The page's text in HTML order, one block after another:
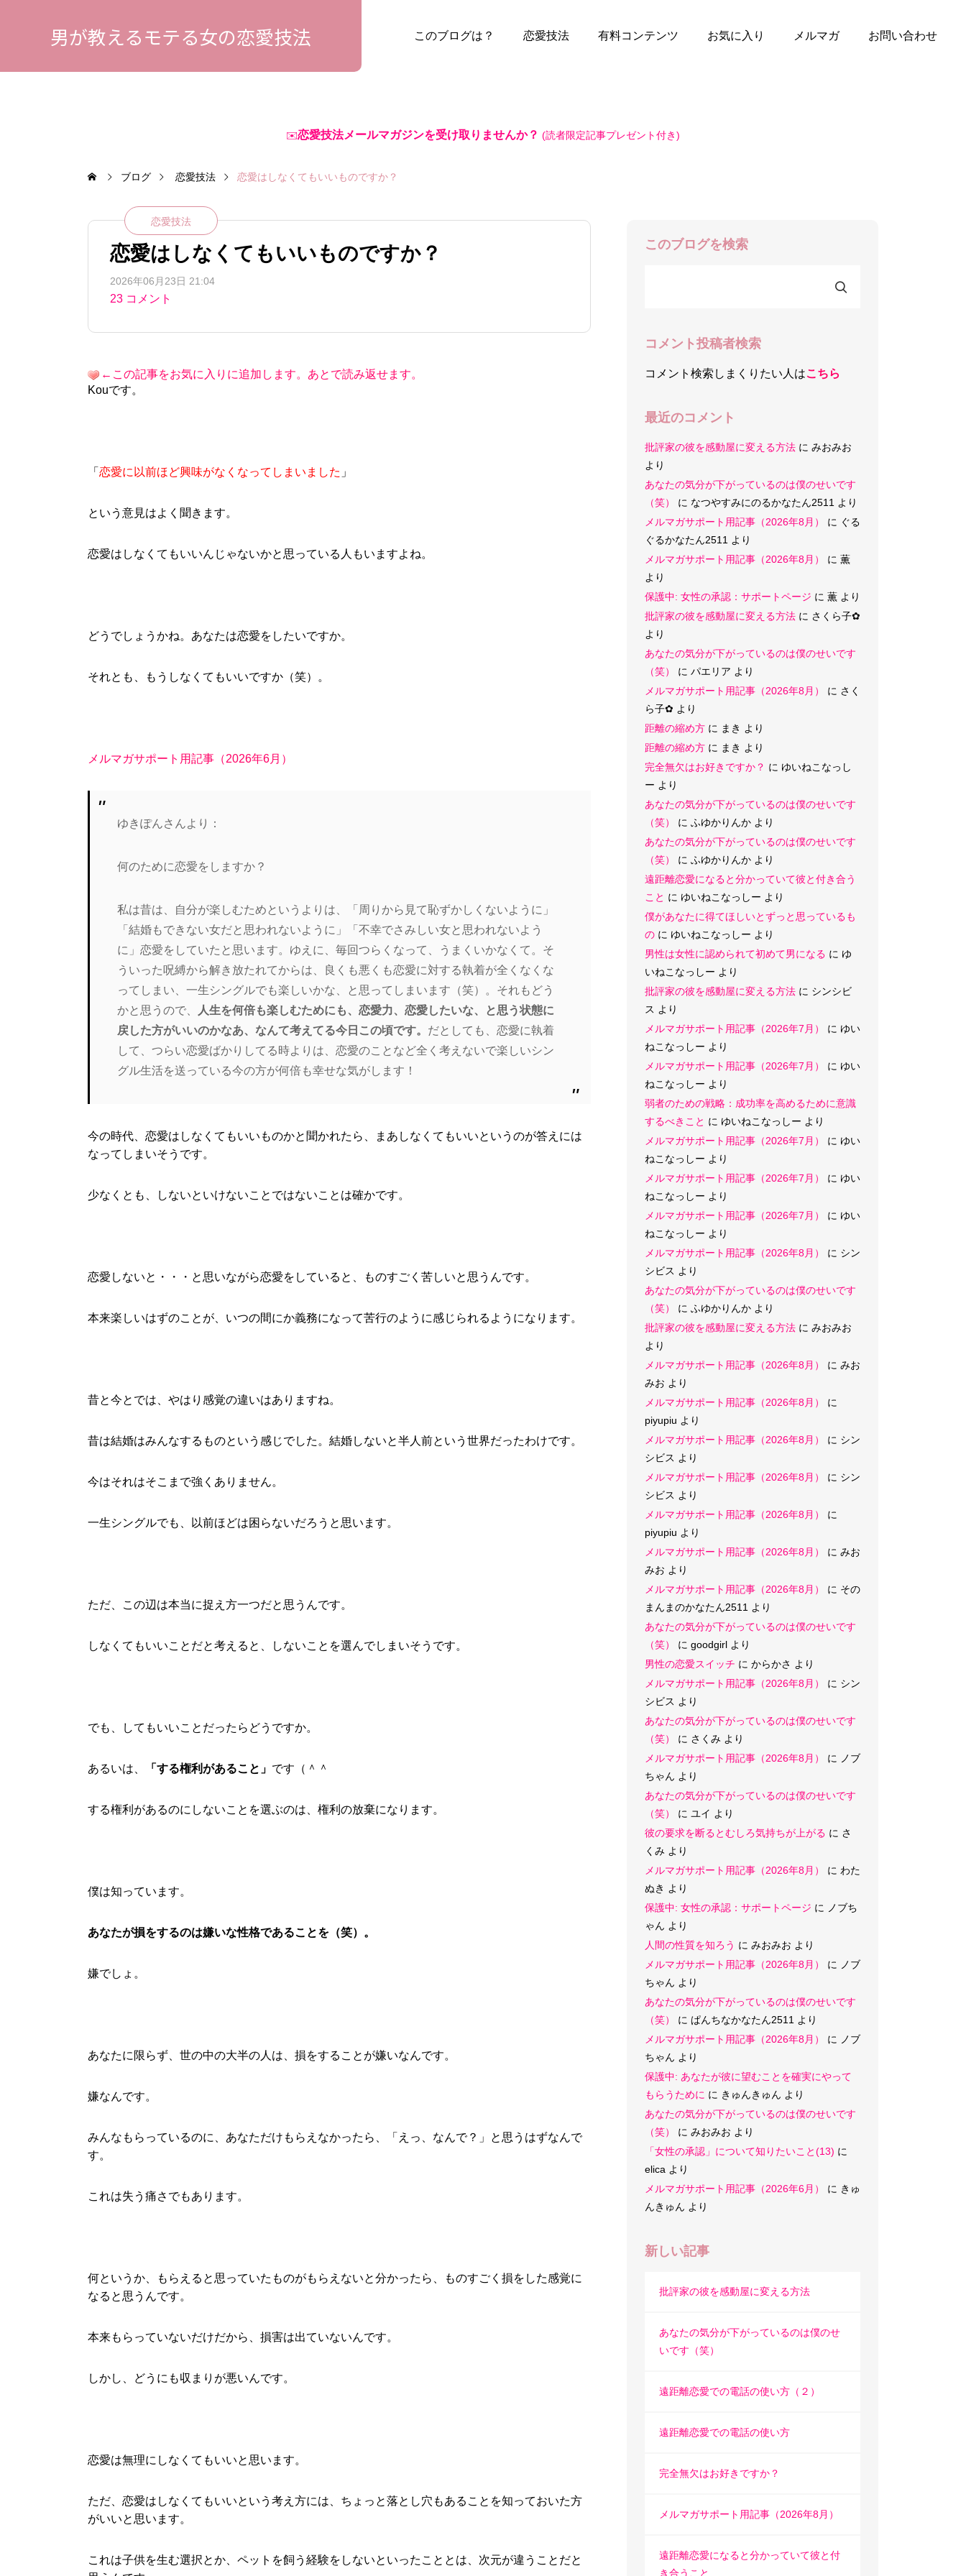
男が教えるモテる女の恋愛技法 このブログは？ 恋愛技法 有料コンテンツ お気に入り メルマガ お問い合わせ
✉️恋愛技法メールマガジンを受け取りませんか？ (読者限定記事プレゼント付き)
ブログ 恋愛技法 恋愛はしなくてもいいものですか？
恋愛技法
恋愛はしなくてもいいものですか？
2026年06月23日 21:04
23 コメント
←この記事をお気に入りに追加します。あとで読み返せます。
Kouです。
「 恋愛に以前ほど興味がなくなってしまいました 」
という意見はよく聞きます。
恋愛はしなくてもいいんじゃないかと思っている人もいますよね。
どうでしょうかね。あなたは恋愛をしたいですか。
それとも、もうしなくてもいいですか（笑）。
メルマガサポート用記事（2026年6月）
ゆきぽんさんより：
何のために恋愛をしますか？
私は昔は、自分が楽しむためというよりは、「周りから見て恥ずかしくないように」
「結婚もできない女だと思われないように」「不幸でさみしい女と思われないよう
に」恋愛をしていたと思います。ゆえに、毎回つらくなって、うまくいかなくて。そ
ういった呪縛から解き放たれてからは、良くも悪くも恋愛に対する執着が全くなくな
ってしまい、一生シングルでも楽しいかな、と思ってしまいます（笑）。それもどう
かと思うので、
人生を何倍も楽しむためにも、恋愛力、恋愛したいな、と思う状態に
戻した方がいいのかなあ、なんて考えてる今日この頃です。 だとしても、恋愛に執着
して、つらい恋愛ばかりしてる時よりは、恋愛のことなど全く考えないで楽しいシン
グル生活を送っている今の方が何倍も幸せな気がします！
今の時代、恋愛はしなくてもいいものかと聞かれたら、まあしなくてもいいというのが答えには
なってしまいそうです。
少なくとも、しないといけないことではないことは確かです。
恋愛しないと・・・と思いながら恋愛をしていると、ものすごく苦しいと思うんです。
本来楽しいはずのことが、いつの間にか義務になって苦行のように感じられるようになります。
昔と今とでは、やはり感覚の違いはありますね。
昔は結婚はみんなするものという感じでした。結婚しないと半人前という世界だったわけです。
今はそれはそこまで強くありません。
一生シングルでも、以前ほどは困らないだろうと思います。
ただ、この辺は本当に捉え方一つだと思うんです。
しなくてもいいことだと考えると、しないことを選んでしまいそうです。
でも、してもいいことだったらどうですか。
あるいは、 「する権利があること」 です（＾＾
する権利があるのにしないことを選ぶのは、権利の放棄になります。
僕は知っています。
あなたが損をするのは嫌いな性格であることを（笑）。
嫌でしょ。
あなたに限らず、世の中の大半の人は、損をすることが嫌いなんです。
嫌なんです。
みんなもらっているのに、あなただけもらえなかったら、「えっ、なんで？」と思うはずなんで
す。
これは失う痛さでもあります。
何というか、もらえると思っていたものがもらえないと分かったら、ものすごく損をした感覚に
なると思うんです。
本来もらっていないだけだから、損害は出ていないんです。
しかし、どうにも収まりが悪いんです。
恋愛は無理にしなくてもいいと思います。
ただ、恋愛はしなくてもいいという考え方には、ちょっと落とし穴もあることを知っておいた方
がいいと思います。
これは子供を生む選択とか、ペットを飼う経験をしないといったこととは、次元が違うことだと
このブログを検索
コメント投稿者検索
コメント検索しまくりたい人はこちら
最近のコメント
批評家の彼を感動屋に変える方法 に みおみお
より
あなたの気分が下がっているのは僕のせいです
（笑）
に なつやすみにのるかなたん2511 より
メルマガサポート用記事（2026年8月）
に ぐる
ぐるかなたん2511 より
メルマガサポート用記事（2026年8月）
に 薫
より
保護中: 女性の承認：サポートページ に 薫 より
批評家の彼を感動屋に変える方法 に さくら子‪✿
より
あなたの気分が下がっているのは僕のせいです
（笑）
に パエリア より
メルマガサポート用記事（2026年8月）
に さく
ら子‪✿ より
距離の縮め方 に まき より
距離の縮め方 に まき より
完全無欠はお好きですか？ に ゆいねこなっし
ー より
あなたの気分が下がっているのは僕のせいです
（笑）
に ふゆかりんか より
あなたの気分が下がっているのは僕のせいです
（笑）
に ふゆかりんか より
遠距離恋愛になると分かっていて彼と付き合う
こと に ゆいねこなっしー より
僕があなたに得てほしいとずっと思っているも
の に ゆいねこなっしー より
男性は女性に認められて初めて男になる に ゆ
いねこなっしー より
批評家の彼を感動屋に変える方法 に シンシビ
ス より
メルマガサポート用記事（2026年7月）
に ゆい
ねこなっしー より
メルマガサポート用記事（2026年7月）
に ゆい
ねこなっしー より
弱者のための戦略：成功率を高めるために意識
するべきこと に ゆいねこなっしー より
メルマガサポート用記事（2026年7月）
に ゆい
ねこなっしー より
メルマガサポート用記事（2026年7月）
に ゆい
ねこなっしー より
メルマガサポート用記事（2026年7月）
に ゆい
ねこなっしー より
メルマガサポート用記事（2026年8月）
に シン
シビス より
あなたの気分が下がっているのは僕のせいです
（笑）
に ふゆかりんか より
批評家の彼を感動屋に変える方法 に みおみお
より
メルマガサポート用記事（2026年8月）
に みお
みお より
メルマガサポート用記事（2026年8月）
に
piyupiu より
メルマガサポート用記事（2026年8月）
に シン
シビス より
メルマガサポート用記事（2026年8月）
に シン
シビス より
メルマガサポート用記事（2026年8月）
に
piyupiu より
メルマガサポート用記事（2026年8月）
に みお
みお より
メルマガサポート用記事（2026年8月）
に その
まんまのかなたん2511 より
あなたの気分が下がっているのは僕のせいです
（笑）
に goodgirl より
男性の恋愛スイッチ に からかさ より
メルマガサポート用記事（2026年8月）
に シン
シビス より
あなたの気分が下がっているのは僕のせいです
（笑）
に さくみ より
メルマガサポート用記事（2026年8月）
に
ノブ
ちゃん より
あなたの気分が下がっているのは僕のせいです
（笑）
に ユイ より
彼の要求を断るとむしろ気持ちが上がる に さ
くみ より
メルマガサポート用記事（2026年8月）
に わた
ぬき より
保護中: 女性の承認：サポートページ に
ノブち
ゃん より
人間の性質を知ろう に みおみお より
メルマガサポート用記事（2026年8月）
に
ノブ
ちゃん より
あなたの気分が下がっているのは僕のせいです
（笑）
に ぱんちなかなたん2511 より
メルマガサポート用記事（2026年8月）
に
ノブ
ちゃん より
保護中: あなたが彼に望むことを確実にやって
もらうために に きゅんきゅん より
あなたの気分が下がっているのは僕のせいです
（笑）
に みおみお より
「女性の承認」について知りたいこと(13) に
elica より
メルマガサポート用記事（2026年6月）
に きゅ
んきゅん より
新しい記事
批評家の彼を感動屋に変える方法
あなたの気分が下がっているのは僕のせ
いです（笑）
遠距離恋愛での電話の使い方（２）
遠距離恋愛での電話の使い方
完全無欠はお好きですか？
メルマガサポート用記事（2026年8月）
遠距離恋愛になると分かっていて彼と付
き合うこと